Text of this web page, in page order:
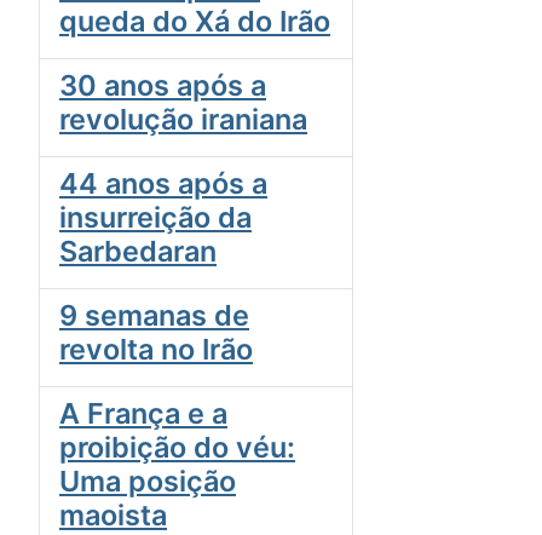
queda do Xá do Irão
30 anos após a
revolução iraniana
44 anos após a
insurreição da
Sarbedaran
9 semanas de
revolta no Irão
A França e a
proibição do véu:
Uma posição
maoista